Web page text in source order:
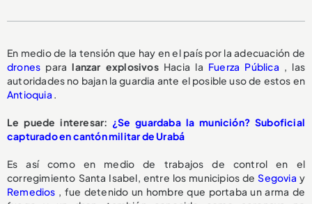
En medio de la tensión que hay en el país por la adecuación de
drones paralanzar explosivosHacia la Fuerza Pública , las
autoridades no bajan la guardia ante el posible uso de estos en
Antioquia .
Le puede interesar: ¿Se guardaba la munición? Suboficial
capturado en cantón militar de Urabá
Es así como en medio de trabajos de control en el
corregimiento Santa Isabel, entre los municipios deSegovia y
Remedios , fue detenido un hombre que portaba un arma de